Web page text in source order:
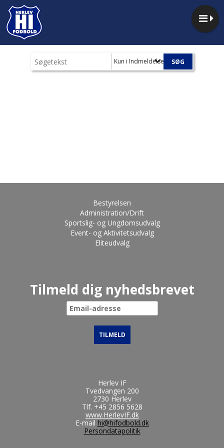
Kun i Indmeldelse
Bestyrelsen
Administration/Drift
Sportslig- og Ungdomsudvalg
Event- og Aktivitetsudvalg
Eliteudvalg
Tilmeld dig nyhedsbrevet
Herlev IF
Tvedvangen 200
2730 Herlev
Tlf. +45 2856 5628
www.HerlevIF.dk
E-mail hi@hifodbold.dk
Persondatapolitik